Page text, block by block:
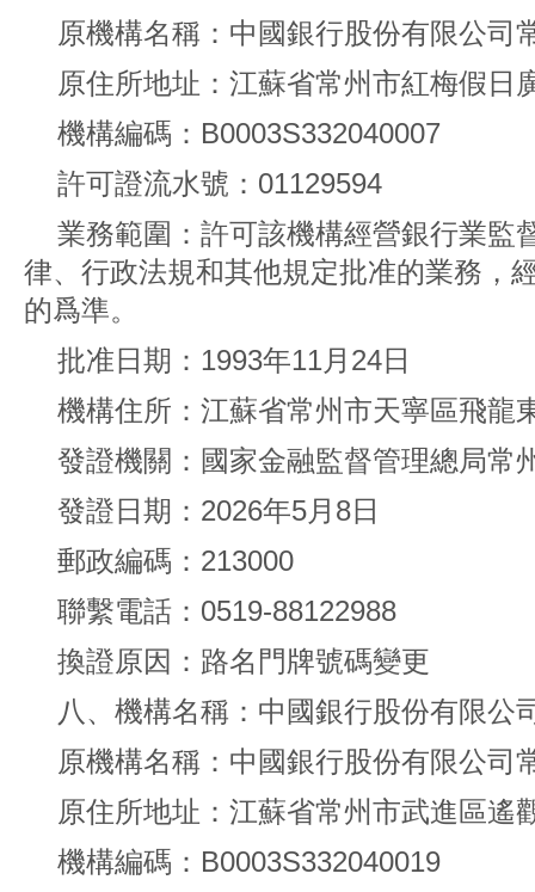
原機構名稱：中國銀行股份有限公司
原住所地址：江蘇省常州市紅梅假日
機構編碼：B0003S332040007
許可證流水號：01129594
業務範圍：許可該機構經營銀行業監
律、行政法規和其他規定批准的業務，
的爲準。
批准日期：1993年11月24日
機構住所：江蘇省常州市天寧區飛龍
發證機關：國家金融監督管理總局常
發證日期：2026年5月8日
郵政編碼：213000
聯繫電話：0519-88122988
換證原因：路名門牌號碼變更
八、機構名稱：中國銀行股份有限公
原機構名稱：中國銀行股份有限公司
原住所地址：江蘇省常州市武進區遙
機構編碼：B0003S332040019